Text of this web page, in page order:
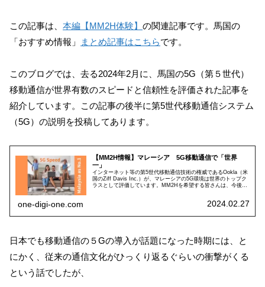
​​​​この記事は、 本編【MM2H体験】 の関連記事です。馬国の
「おすすめ情報」
まとめ記事はこちらです。
このブログでは、去る2024年2月に、馬国の5G（第５世代）
移動通信が世界有数のスピードと信頼性を評価された記事を
紹介しています。この記事の後半に第5世代移動通信システム
（5G）の説明を投稿してあります。
【MM2H情報】マレーシア 5G移動通信で「世界
一」
インターネット等の第5世代移動通信技術の権威であるOokla（米
国のZiff Davis Inc.）が、マレーシアの5G環境は世界のトップク
ラスとして評価しています。MM2Hを希望する皆さんは、今後マ
one-digi-one.com 2024.02.27
日本でも移動通信の５Gの導入が話題になった時期には、と
にかく、従来の通信文化がひっくり返るぐらいの衝撃がくる
という話でしたが、